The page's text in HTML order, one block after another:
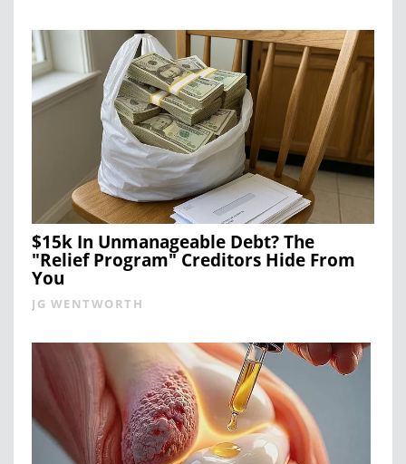
$15k In Unmanageable Debt? The
"Relief Program" Creditors Hide From
You
JG WENTWORTH